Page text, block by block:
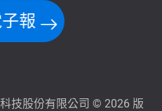
報
技股份有限公司 © 2026 版